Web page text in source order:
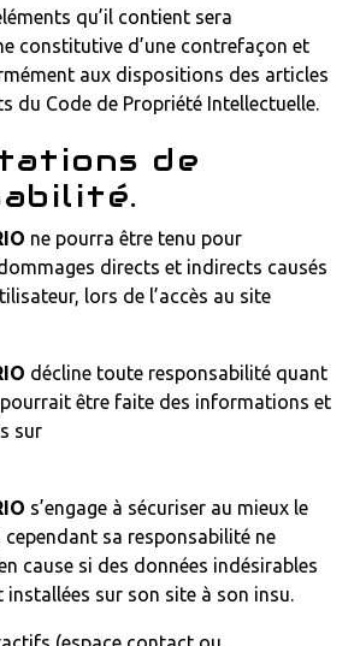
qu’il contient sera
constitutive d’une contrefaçon et
aux dispositions des articles
du Code de Propriété Intellectuelle.
de
ne pourra être tenu pour
directs et indirects causés
lors de l’accès au site
décline toute responsabilité quant
être faite des informations et
sur
s’engage à sécuriser au mieux le
cependant sa responsabilité ne
cause si des données indésirables
sur son site à son insu.